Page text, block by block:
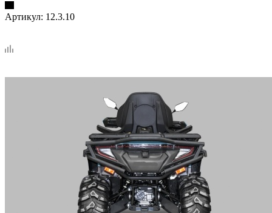
Артикул: 12.3.10